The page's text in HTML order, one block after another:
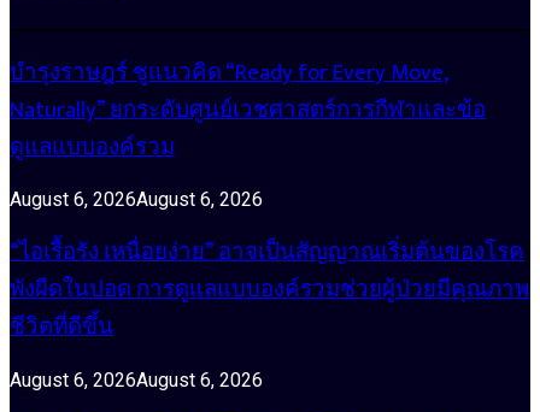
บำรุงราษฎร์ ชูแนวคิด “Ready for Every Move,
Naturally” ยกระดับศูนย์เวชศาสตร์การกีฬาและข้อ
ดูแลแบบองค์รวม
August 6, 2026August 6, 2026
“ไอเรื้อรัง เหนื่อยง่าย” อาจเป็นสัญญาณเริ่มต้นของโรค
พังผืดในปอด การดูแลแบบองค์รวมช่วยผู้ป่วยมีคุณภาพ
ชีวิตที่ดีขึ้น
August 6, 2026August 6, 2026